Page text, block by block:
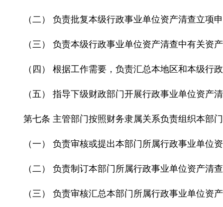
（二） 负责批复本级行政事业单位资产清查立项
（三） 负责本级行政事业单位资产清查中有关资
（四） 根据工作需要，负责汇总本地区和本级
（五） 指导下级财政部门开展行政事业单位资产
第七条 主管部门按照财务隶属关系负责组织本部
（一） 负责审核或提出本部门所属行政事业单位
（二） 负责制订本部门所属行政事业单位资产
（三） 负责审核汇总本部门所属行政事业单位